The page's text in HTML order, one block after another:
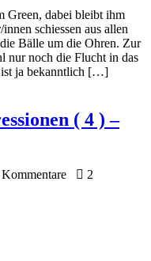
Green, dabei bleibt ihm
schiessen aus allen
Bälle um die Ohren. Zur
nur noch die Flucht in das
ist ja bekanntlich […]
( 4 ) –
2